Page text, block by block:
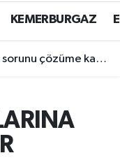
KEMERBURGAZ
çözüme kavuşuyor